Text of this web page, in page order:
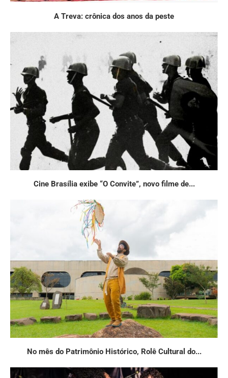
A Treva: crônica dos anos da peste
Cine Brasília exibe “O Convite”, novo filme de...
No mês do Patrimônio Histórico, Rolê Cultural do...